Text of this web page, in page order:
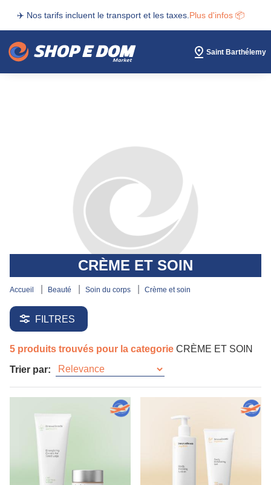
✈️ Nos tarifs incluent le transport et les taxes. Plus d'infos 📦
Saint Barthélemy
CRÈME ET SOIN
accueil beauté soin du corps crème et soin
FILTRES
5 produits trouvés pour la categorie CRÈME ET SOIN
Trier par: